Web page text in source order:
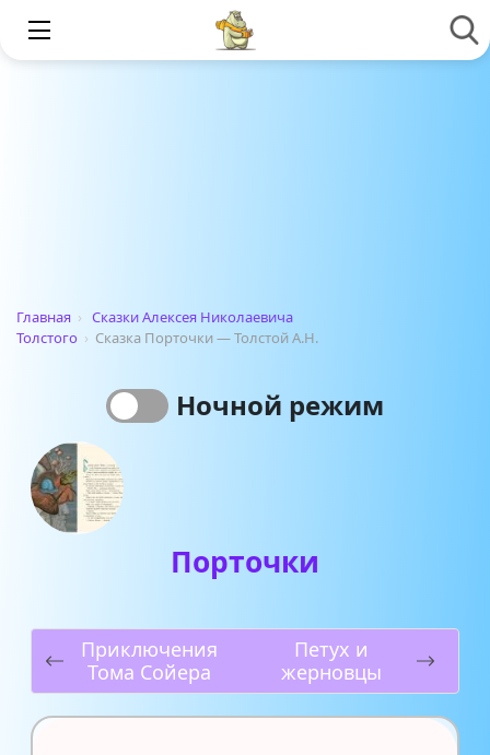
Главная › Сказки Алексея Николаевича
Толстого › Сказка Порточки — Толстой А.Н.
Ночной режим
Порточки
Приключения
Тома Сойера
Петух и
жерновцы